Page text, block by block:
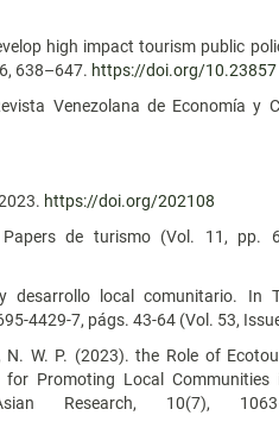
high impact tourism public
638–647. https://doi.org/10.23857
Venezolana de Economía y
https://doi.org/202108
de turismo (Vol. 11, pp.
desarrollo local comunitario. In
4429-7, págs. 43-64 (Vol. 53,
N. W. P. (2023). the Role of
for Promoting Local Communities
Research, 10(7),